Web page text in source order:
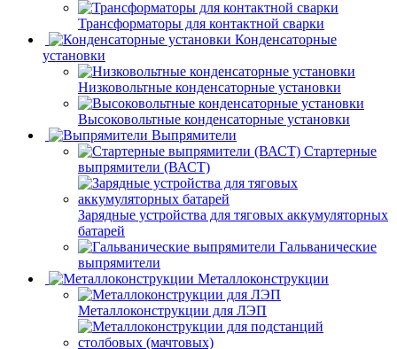
Трансформаторы для контактной сварки
Конденсаторные
установки
Низковольтные конденсаторные установки
Высоковольтные конденсаторные установки
Выпрямители
Стартерные
выпрямители (ВАСТ)
Зарядные устройства для тяговых аккумуляторных
батарей
Гальванические
выпрямители
Металлоконструкции
Металлоконструкции для ЛЭП